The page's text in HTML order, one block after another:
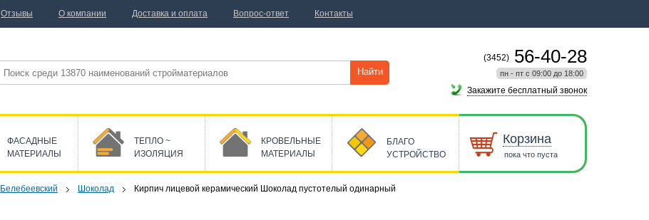
Белебеевский Шоколад Кирпич лицевой керамический Шоколад пустотелый одинарный
Найти
(3452) 56-40-28
пн - пт с 09:00 до 18:00
Закажите бесплатный звонок
ФАСАДНЫЕ
МАТЕРИАЛЫ
ТЕПЛО ~
ИЗОЛЯЦИЯ
КРОВЕЛЬНЫЕ
МАТЕРИАЛЫ
БЛАГО
УСТРОЙСТВО
Корзина
пока что пуста
Отзывы О компании Доставка и оплата Вопрос-ответ Контакты